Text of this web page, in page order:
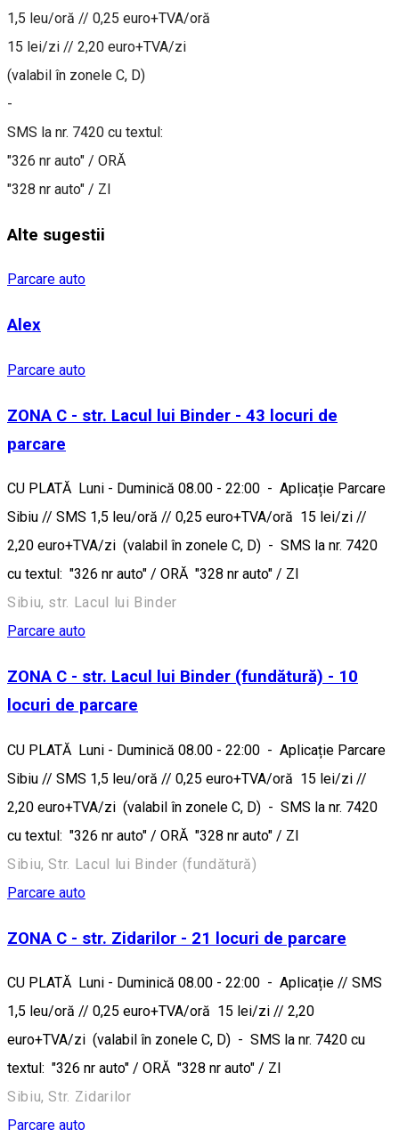
1,5 leu/oră // 0,25 euro+TVA/oră
15 lei/zi // 2,20 euro+TVA/zi
(valabil în zonele C, D)
-
SMS la nr. 7420 cu textul:
"326 nr auto" / ORĂ
"328 nr auto" / ZI
Alte sugestii
Parcare auto
Alex
Parcare auto
ZONA C - str. Lacul lui Binder - 43 locuri de
parcare
CU PLATĂ Luni - Duminică 08.00 - 22:00 - Aplicație Parcare
Sibiu // SMS 1,5 leu/oră // 0,25 euro+TVA/oră 15 lei/zi //
2,20 euro+TVA/zi (valabil în zonele C, D) - SMS la nr. 7420
cu textul: "326 nr auto" / ORĂ "328 nr auto" / ZI
Sibiu, str. Lacul lui Binder
Parcare auto
ZONA C - str. Lacul lui Binder (fundătură) - 10
locuri de parcare
CU PLATĂ Luni - Duminică 08.00 - 22:00 - Aplicație Parcare
Sibiu // SMS 1,5 leu/oră // 0,25 euro+TVA/oră 15 lei/zi //
2,20 euro+TVA/zi (valabil în zonele C, D) - SMS la nr. 7420
cu textul: "326 nr auto" / ORĂ "328 nr auto" / ZI
Sibiu, Str. Lacul lui Binder (fundătură)
Parcare auto
ZONA C - str. Zidarilor - 21 locuri de parcare
CU PLATĂ Luni - Duminică 08.00 - 22:00 - Aplicație // SMS
1,5 leu/oră // 0,25 euro+TVA/oră 15 lei/zi // 2,20
euro+TVA/zi (valabil în zonele C, D) - SMS la nr. 7420 cu
textul: "326 nr auto" / ORĂ "328 nr auto" / ZI
Sibiu, Str. Zidarilor
Parcare auto